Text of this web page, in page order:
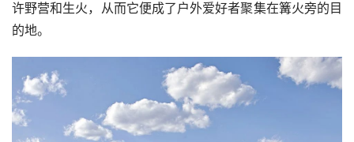
许野营和生火，从而它便成了户外爱好者聚集在篝火旁的目
的地。